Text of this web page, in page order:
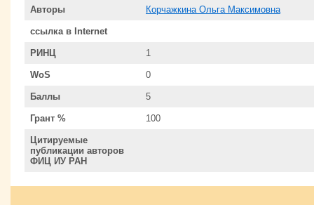
Авторы Корчажкина Ольга Максимовна
ссылка в Internet
РИНЦ 1
WoS 0
Баллы 5
Грант % 100
Цитируемые
публикации авторов
ФИЦ ИУ РАН